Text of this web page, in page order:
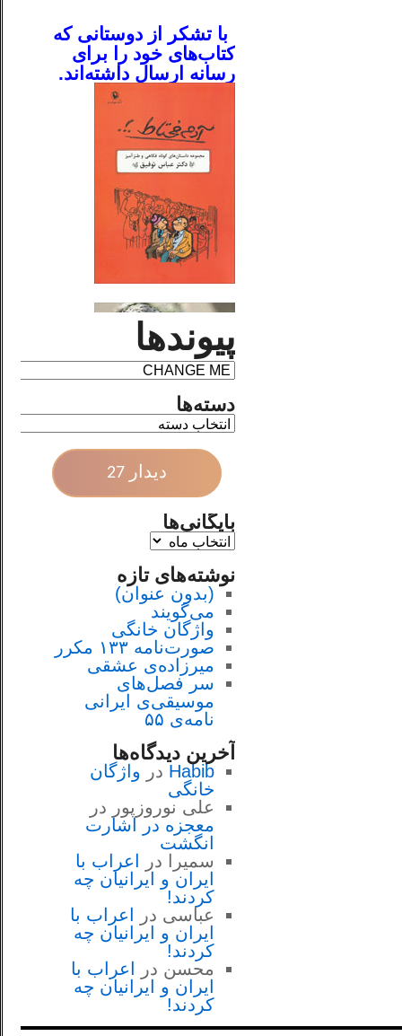
با تشکر از دوستانی که
کتاب‌های خود را برای
رسانه ارسال داشته‌اند.
پیوندها
دسته‌ها
دیدار 27
بایگانی‌ها
نوشته‌های تازه
(بدون عنوان)
می‌گویند
واژگان خانگی
صورت‌نامه ۱۳۳ مکرر
میرزاده‌ی عشقی
سر فصل‌هاى
موسيقى‌ی ايرانى
نامه‌ی ۵۵
آخرین دیدگاه‌ها
Habib در واژگان
خانگی
علی نوروزپور در
معجزه در اشارت
انگشت
سمیرا
در
اعراب با
ايران و ايرانيان چه
كردند!
عباسی در
اعراب با
ايران و ايرانيان چه
كردند!
محسن در
اعراب با
ايران و ايرانيان چه
كردند!